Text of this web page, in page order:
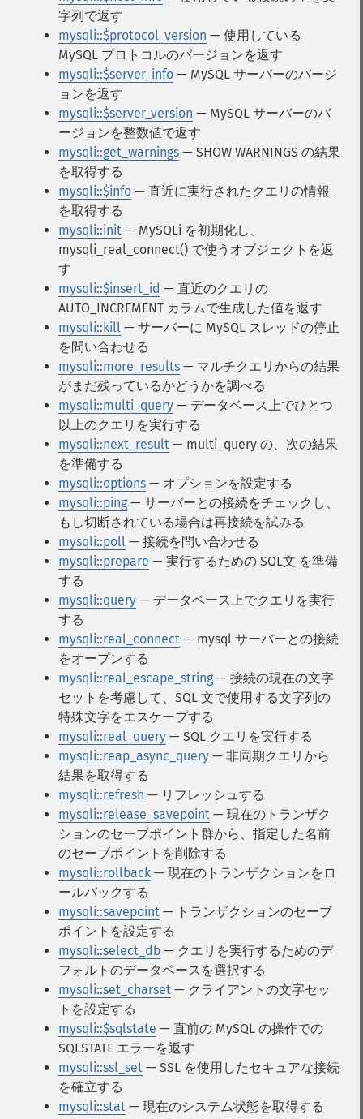
字列で返す
mysqli::$protocol_version — 使用している
MySQL プロトコルのバージョンを返す
mysqli::$server_info — MySQL サーバーのバージ
ョンを返す
mysqli::$server_version — MySQL サーバーのバ
ージョンを整数値で返す
mysqli::get_warnings — SHOW WARNINGS の結果
を取得する
mysqli::$info — 直近に実行されたクエリの情報
を取得する
mysqli::init — MySQLi を初期化し、
mysqli_real_connect() で使うオブジェクトを返
す
mysqli::$insert_id — 直近のクエリの
AUTO_INCREMENT カラムで生成した値を返す
mysqli::kill — サーバーに MySQL スレッドの停止
を問い合わせる
mysqli::more_results — マルチクエリからの結果
がまだ残っているかどうかを調べる
mysqli::multi_query — データベース上でひとつ
以上のクエリを実行する
mysqli::next_result — multi_query の、次の結果
を準備する
mysqli::options — オプションを設定する
mysqli::ping — サーバーとの接続をチェックし、
もし切断されている場合は再接続を試みる
mysqli::poll — 接続を問い合わせる
mysqli::prepare — 実行するための SQL文 を準備
する
mysqli::query — データベース上でクエリを実行
する
mysqli::real_connect — mysql サーバーとの接続
をオープンする
mysqli::real_escape_string — 接続の現在の文字
セットを考慮して、SQL 文で使用する文字列の
特殊文字をエスケープする
mysqli::real_query — SQL クエリを実行する
mysqli::reap_async_query — 非同期クエリから
結果を取得する
mysqli::refresh — リフレッシュする
mysqli::release_savepoint — 現在のトランザク
ションのセーブポイント群から、指定した名前
のセーブポイントを削除する
mysqli::rollback — 現在のトランザクションをロ
ールバックする
mysqli::savepoint — トランザクションのセーブ
ポイントを設定する
mysqli::select_db — クエリを実行するためのデ
フォルトのデータベースを選択する
mysqli::set_charset — クライアントの文字セッ
トを設定する
mysqli::$sqlstate — 直前の MySQL の操作での
SQLSTATE エラーを返す
mysqli::ssl_set — SSL を使用したセキュアな接続
を確立する
mysqli::stat — 現在のシステム状態を取得する